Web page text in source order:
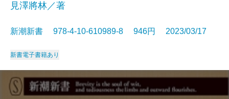
見澤將林／著
新潮新書 978-4-10-610989-8 946円 2023/03/17
新書電子書籍あり